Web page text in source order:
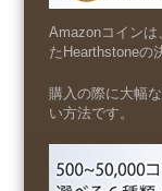
Amazonコインは
たHearthstoneの
購入の際に大幅
い方法です。